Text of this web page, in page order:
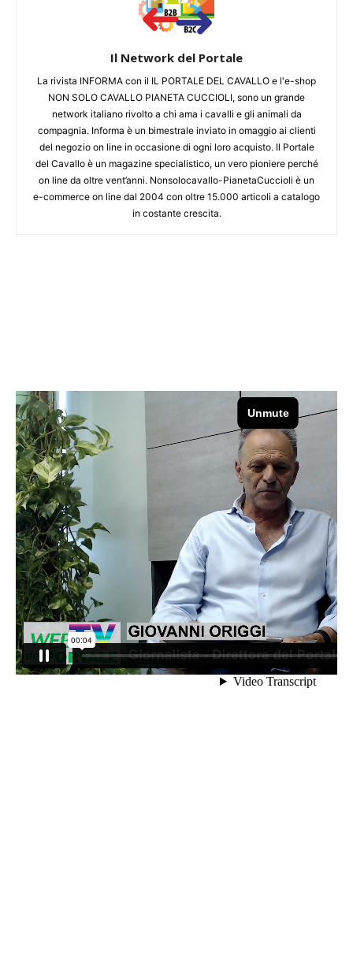
Il Network del Portale
La rivista INFORMA con il IL PORTALE DEL CAVALLO e l'e-shop
NON SOLO CAVALLO PIANETA CUCCIOLI, sono un grande
network italiano rivolto a chi ama i cavalli e gli animali da
compagnia. Informa è un bimestrale inviato in omaggio ai clienti
del negozio on line in occasione di ogni loro acquisto. Il Portale
del Cavallo è un magazine specialistico, un vero pioniere perché
on line da oltre vent’anni. Nonsolocavallo-PianetaCuccioli è un
e-commerce on line dal 2004 con oltre 15.000 articoli a catalogo
in costante crescita.